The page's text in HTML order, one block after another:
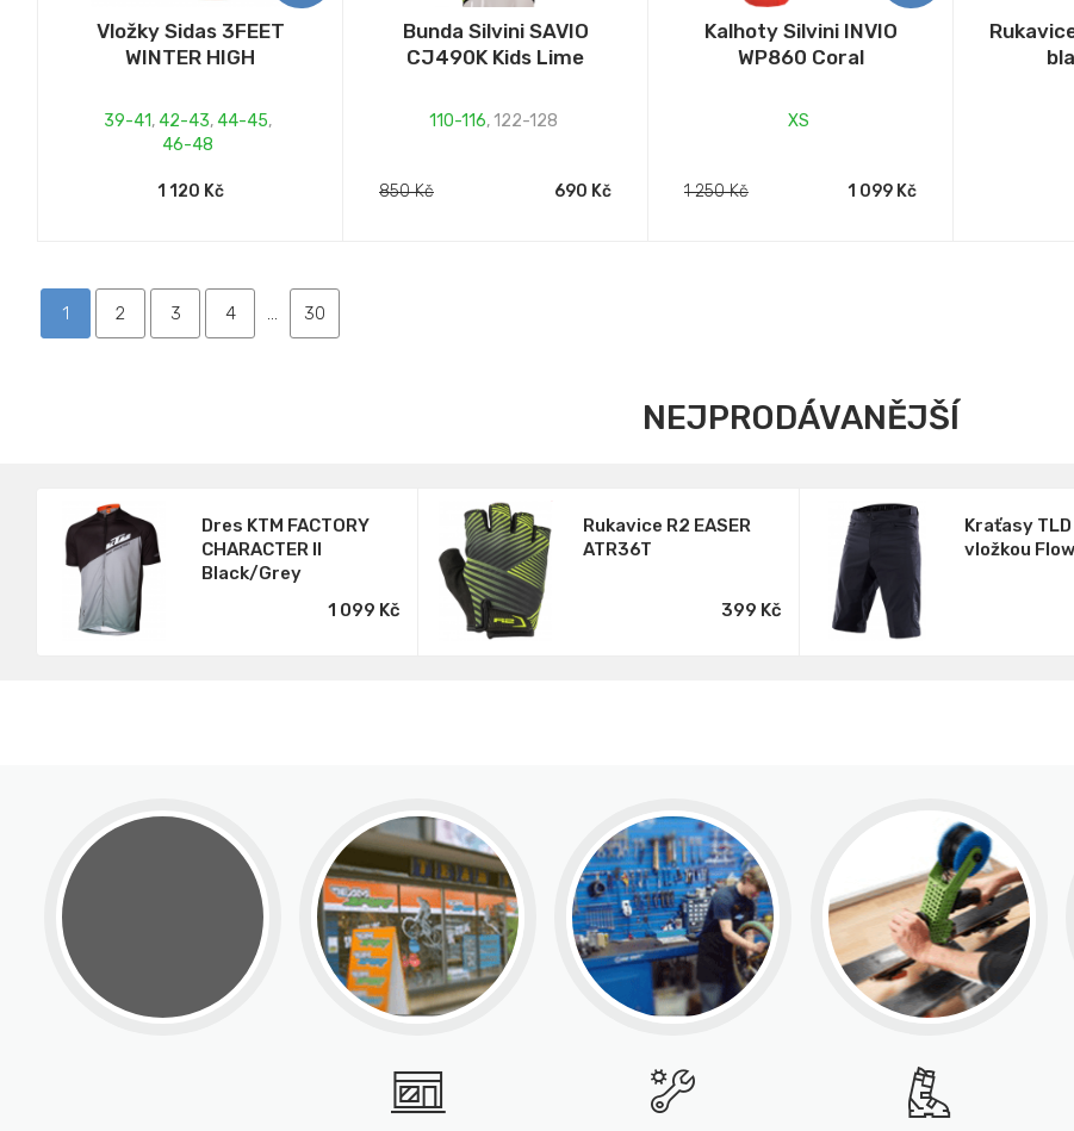
Vložky Sidas 3FEET
WINTER HIGH
39-41, 42-43, 44-45,
46-48
1 120 Kč
Bunda Silvini SAVIO
CJ490K Kids Lime
110-116, 122-128
850 Kč 690 Kč
Kalhoty Silvini INVIO
WP860 Coral
XS
1 250 Kč 1 099 Kč
1 2 3 4 ... 30
NEJPRODÁVANĚJŠÍ
Dres KTM FACTORY
CHARACTER II
Black/Grey
1 099 Kč
Rukavice R2 EASER
ATR36T
399 Kč
Kraťasy
vložkou